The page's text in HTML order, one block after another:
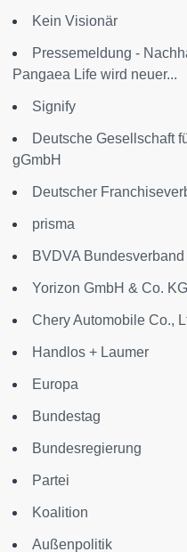
Kein Visionär
Pressemeldung -
Pangaea Life wird neuer...
Signify
Deutsche Gesellschaft
gGmbH
Deutscher
prisma
BVDVA
Yorizon GmbH & Co. KG
Chery Automobile Co.,
Handlos + Laumer
Europa
Bundestag
Bundesregierung
Partei
Koalition
Außenpolitik